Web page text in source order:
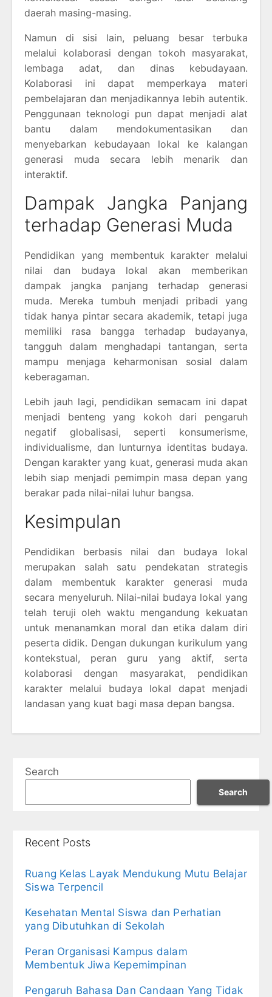
daerah masing-masing.
Namun di sisi lain, peluang besar terbuka
melalui kolaborasi dengan tokoh masyarakat,
lembaga adat, dan dinas kebudayaan.
Kolaborasi ini dapat memperkaya materi
pembelajaran dan menjadikannya lebih autentik.
Penggunaan teknologi pun dapat menjadi alat
bantu dalam mendokumentasikan dan
menyebarkan kebudayaan lokal ke kalangan
generasi muda secara lebih menarik dan
interaktif.
Dampak Jangka Panjang
terhadap Generasi Muda
Pendidikan yang membentuk karakter melalui
nilai dan budaya lokal akan memberikan
dampak jangka panjang terhadap generasi
muda. Mereka tumbuh menjadi pribadi yang
tidak hanya pintar secara akademik, tetapi juga
memiliki rasa bangga terhadap budayanya,
tangguh dalam menghadapi tantangan, serta
mampu menjaga keharmonisan sosial dalam
keberagaman.
Lebih jauh lagi, pendidikan semacam ini dapat
menjadi benteng yang kokoh dari pengaruh
negatif globalisasi, seperti konsumerisme,
individualisme, dan lunturnya identitas budaya.
Dengan karakter yang kuat, generasi muda akan
lebih siap menjadi pemimpin masa depan yang
berakar pada nilai-nilai luhur bangsa.
Kesimpulan
Pendidikan berbasis nilai dan budaya lokal
merupakan salah satu pendekatan strategis
dalam membentuk karakter generasi muda
secara menyeluruh. Nilai-nilai budaya lokal yang
telah teruji oleh waktu mengandung kekuatan
untuk menanamkan moral dan etika dalam diri
peserta didik. Dengan dukungan kurikulum yang
kontekstual, peran guru yang aktif, serta
kolaborasi dengan masyarakat, pendidikan
karakter melalui budaya lokal dapat menjadi
landasan yang kuat bagi masa depan bangsa.
Search
Search
Recent Posts
Ruang Kelas Layak Mendukung Mutu Belajar
Siswa Terpencil
Kesehatan Mental Siswa dan Perhatian
yang Dibutuhkan di Sekolah
Peran Organisasi Kampus dalam
Membentuk Jiwa Kepemimpinan
Pengaruh Bahasa Dan Candaan Yang Tidak